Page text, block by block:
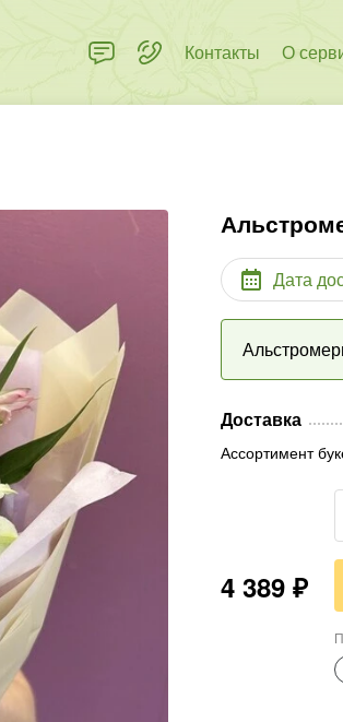
Контакты О
Дата
Доставка
Ассортимент
4 389 ₽